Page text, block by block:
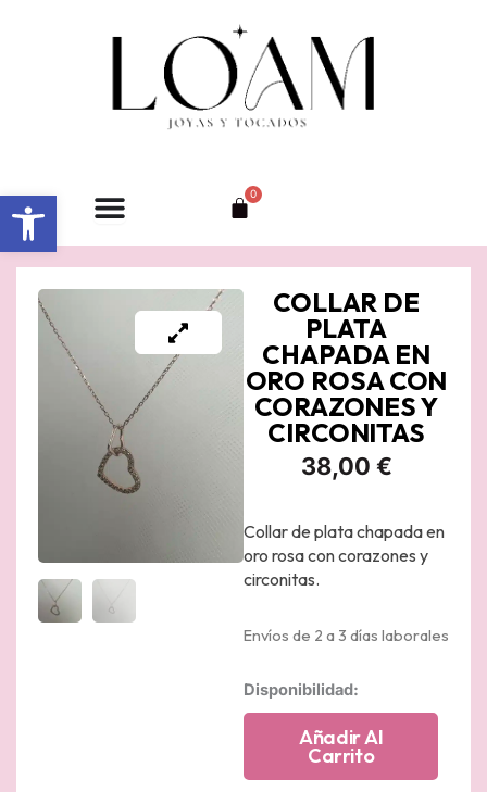
Abrir barra de herramientas 0
Carrito
COLLAR DE
PLATA
CHAPADA EN
ORO ROSA CON
CORAZONES Y
CIRCONITAS
38,00 €
Collar de plata chapada en
oro rosa con corazones y
circonitas.
Envíos de 2 a 3 días laborales
Disponibilidad:
Collar
en
Añadir Al
Carrito